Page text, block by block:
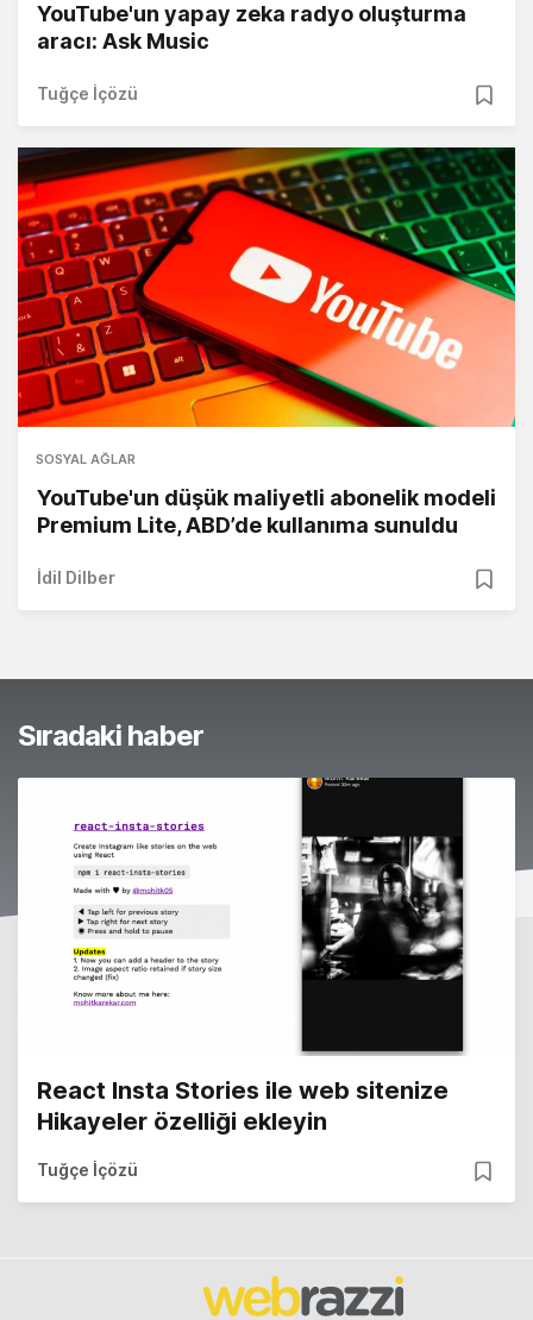
YouTube'un yapay zeka radyo oluşturma
aracı: Ask Music
Tuğçe İçözü
SOSYAL AĞLAR
YouTube'un düşük maliyetli abonelik modeli
Premium Lite, ABD’de kullanıma sunuldu
İdil Dilber
Sıradaki haber
React Insta Stories ile web sitenize
Hikayeler özelliği ekleyin
Tuğçe İçözü